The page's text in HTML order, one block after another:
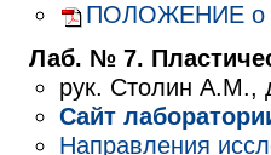
ПОЛОЖЕНИЕ о
Лаб. № 7.
рук. Столин А.М.,
Сайт
Направления